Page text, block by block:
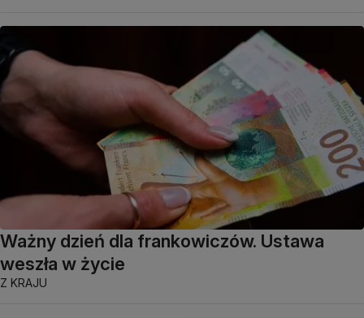
Ważny dzień dla frankowiczów. Ustawa
weszła w życie
Z KRAJU